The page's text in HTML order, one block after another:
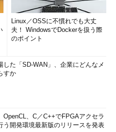
イル名に相当する部分である。
る拡張子で4文字のものといえ
が、「ht」から始まるものといえ
を踏まえると下記のような復号
Linux／OSSに不慣れでも大丈
夫！ WindowsでDockerを扱う際
のポイント
した「SD-WAN」、企業にどんなメ
すか
OpenCL、C／C++でFPGAアクセラ
う開発環境最新版のリリースを発表